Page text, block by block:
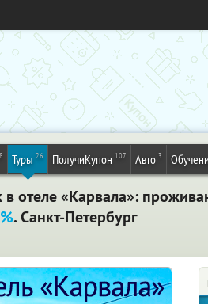
Туры 26 ПолучиКупон 107 Авто 3
отеле «Карвала»:
. Санкт-Петербург